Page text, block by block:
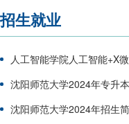
招生就业
人工智能学院人工智能+X
沈阳师范大学2024年专升
沈阳师范大学2024年招生